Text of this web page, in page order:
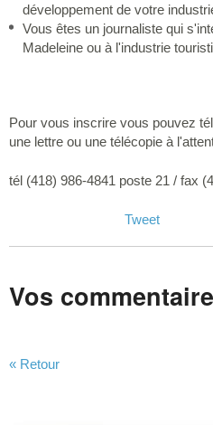
développement de votre
Vous êtes un journaliste qui
Madeleine ou à l'industrie
Pour vous inscrire vous pouvez
une lettre ou une télécopie à
tél (418) 986-4841 poste 21 / fax
Tweet
Vos
« Retour